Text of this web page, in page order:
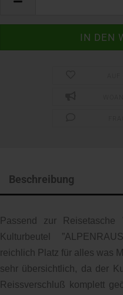
Beschreibung
Passend zur Reisetasche
Kulturbeutel
reichlich Platz für alles was
sehr übersichtlich, da der
Reissverschluß komplett